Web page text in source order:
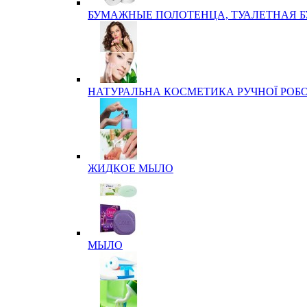
БУМАЖНЫЕ ПОЛОТЕНЦА, ТУАЛЕТНАЯ
НАТУРАЛЬНА КОСМЕТИКА РУЧНОЇ
ЖИДКОЕ МЫЛО
МЫЛО